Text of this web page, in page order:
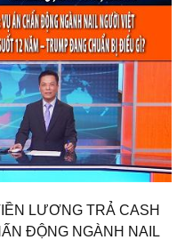
LƯƠNG TRẢ CASH
ĐỘNG NGÀNH NAIL